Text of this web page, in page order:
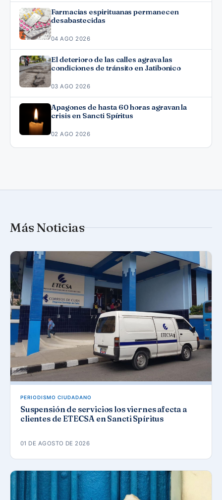
Farmacias espirituanas permanecen
desabastecidas
04 AGO 2026
El deterioro de las calles agrava las
condiciones de tránsito en Jatibonico
03 AGO 2026
Apagones de hasta 60 horas agravan la
crisis en Sancti Spíritus
02 AGO 2026
Más Noticias
PERIODISMO CIUDADANO
Suspensión de servicios los viernes afecta a
clientes de ETECSA en Sancti Spíritus
01 DE AGOSTO DE 2026